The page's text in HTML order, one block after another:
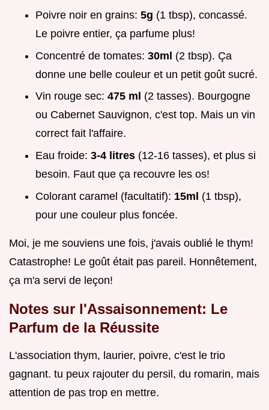
Poivre noir en grains: 5g (1 tbsp), concassé.
Le poivre entier, ça parfume plus!
Concentré de tomates: 30ml (2 tbsp). Ça
donne une belle couleur et un petit goût sucré.
Vin rouge sec: 475 ml (2 tasses). Bourgogne
ou Cabernet Sauvignon, c'est top. Mais un vin
correct fait l'affaire.
Eau froide: 3-4 litres (12-16 tasses), et plus si
besoin. Faut que ça recouvre les os!
Colorant caramel (facultatif): 15ml (1 tbsp),
pour une couleur plus foncée.
Moi, je me souviens une fois, j'avais oublié le thym!
Catastrophe! Le goût était pas pareil. Honnêtement,
ça m'a servi de leçon!
Notes sur l'Assaisonnement: Le
Parfum de la Réussite
L'association thym, laurier, poivre, c'est le trio
gagnant. tu peux rajouter du persil, du romarin, mais
attention de pas trop en mettre.